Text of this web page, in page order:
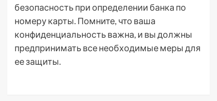
безопасность при определении банка по
номеру карты. Помните, что ваша
конфиденциальность важна, и вы должны
предпринимать все необходимые меры для
ее защиты.